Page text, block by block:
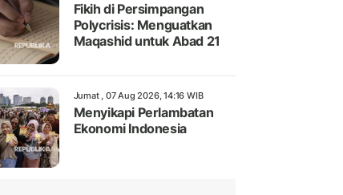
Fikih di Persimpangan
Polycrisis: Menguatkan
Maqashid untuk Abad 21
Jumat , 07 Aug 2026, 14:16 WIB
Menyikapi Perlambatan
Ekonomi Indonesia